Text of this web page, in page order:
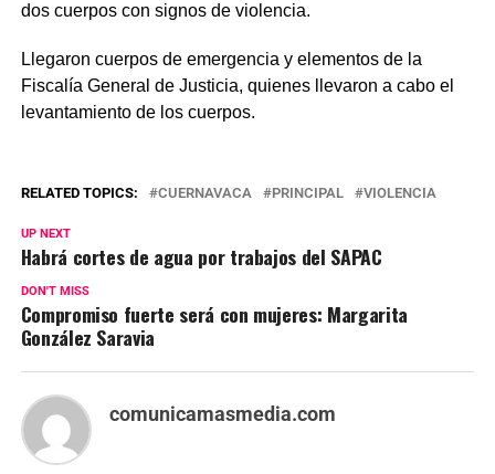
dos cuerpos con signos de violencia.
Llegaron cuerpos de emergencia y elementos de la
Fiscalía General de Justicia, quienes llevaron a cabo el
levantamiento de los cuerpos.
RELATED TOPICS: CUERNAVACA PRINCIPAL VIOLENCIA
UP NEXT
Habrá cortes de agua por trabajos del SAPAC
DON'T MISS
Compromiso fuerte será con mujeres: Margarita
González Saravia
comunicamasmedia.com